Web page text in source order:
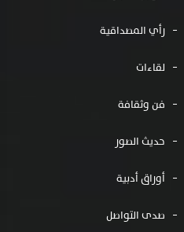
رأي المصداقية
لقاءات
فن وثقافة
حديث الصور
أوراق أدبية
صدى التواصل